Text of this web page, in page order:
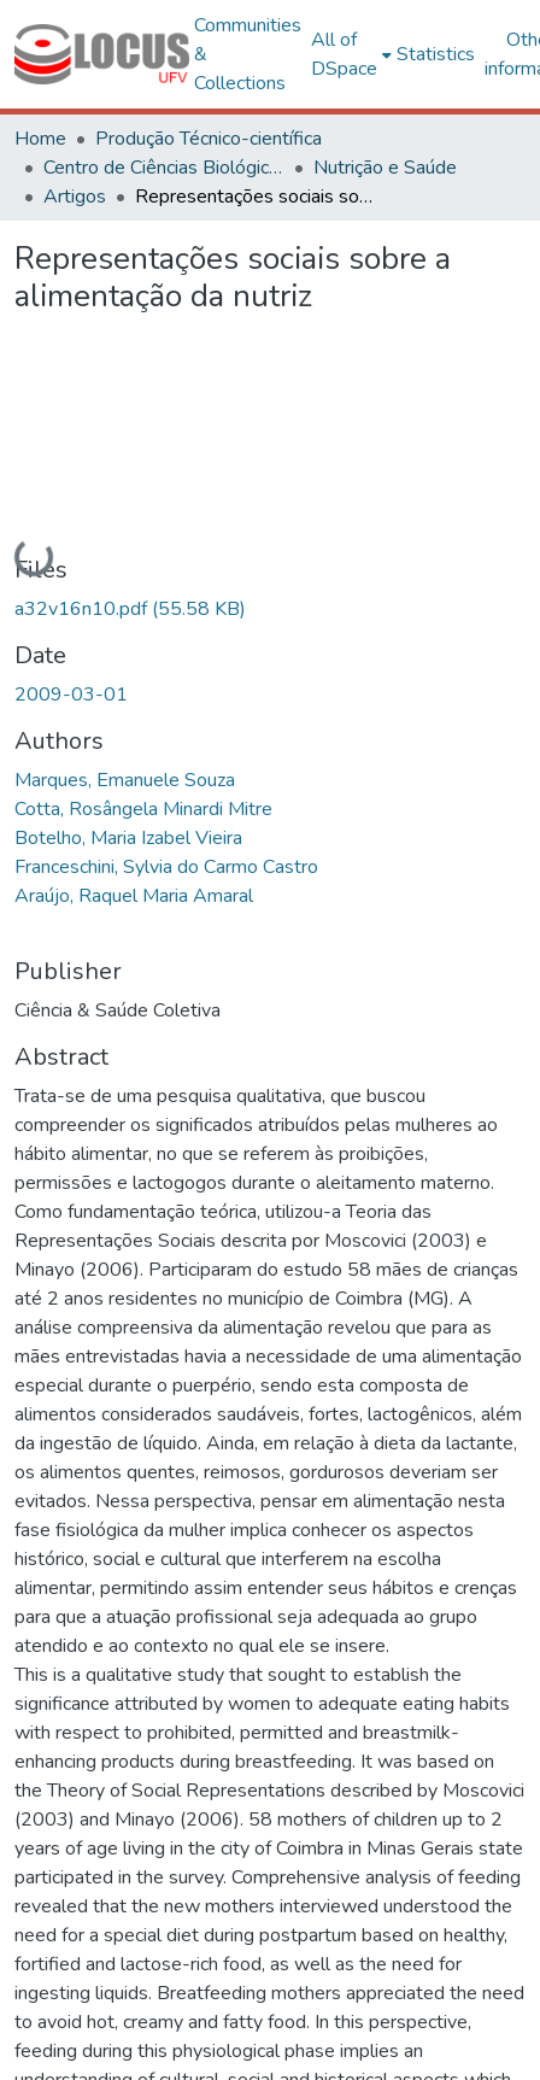
Communities
&
Collections
All of
DSpace
Statistics
Home
Produção Técnico-científica
Centro de Ciências Biológicas e da Saúde
Nutrição e Saúde
Artigos
Representações sociais sobre a alimentação da nutriz
Representações sociais sobre a
alimentação da nutriz
Loading...
Files
a32v16n10.pdf(55.58 KB)
Date
2009-03-01
Authors
Marques, Emanuele Souza
Cotta, Rosângela Minardi Mitre
Botelho, Maria Izabel Vieira
Franceschini, Sylvia do Carmo Castro
Araújo, Raquel Maria Amaral
Publisher
Ciência & Saúde Coletiva
Abstract
Trata-se de uma pesquisa qualitativa, que buscou
compreender os significados atribuídos pelas mulheres ao
hábito alimentar, no que se referem às proibições,
permissões e lactogogos durante o aleitamento materno.
Como fundamentação teórica, utilizou-a Teoria das
Representações Sociais descrita por Moscovici (2003) e
Minayo (2006). Participaram do estudo 58 mães de crianças
até 2 anos residentes no município de Coimbra (MG). A
análise compreensiva da alimentação revelou que para as
mães entrevistadas havia a necessidade de uma alimentação
especial durante o puerpério, sendo esta composta de
alimentos considerados saudáveis, fortes, lactogênicos, além
da ingestão de líquido. Ainda, em relação à dieta da lactante,
os alimentos quentes, reimosos, gordurosos deveriam ser
evitados. Nessa perspectiva, pensar em alimentação nesta
fase fisiológica da mulher implica conhecer os aspectos
histórico, social e cultural que interferem na escolha
alimentar, permitindo assim entender seus hábitos e crenças
para que a atuação profissional seja adequada ao grupo
atendido e ao contexto no qual ele se insere.
This is a qualitative study that sought to establish the
significance attributed by women to adequate eating habits
with respect to prohibited, permitted and breastmilk-
enhancing products during breastfeeding. It was based on
the Theory of Social Representations described by Moscovici
(2003) and Minayo (2006). 58 mothers of children up to 2
years of age living in the city of Coimbra in Minas Gerais state
participated in the survey. Comprehensive analysis of feeding
revealed that the new mothers interviewed understood the
need for a special diet during postpartum based on healthy,
fortified and lactose-rich food, as well as the need for
ingesting liquids. Breatfeeding mothers appreciated the need
to avoid hot, creamy and fatty food. In this perspective,
feeding during this physiological phase implies an